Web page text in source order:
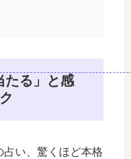
たる」と感
い、驚くほど本格